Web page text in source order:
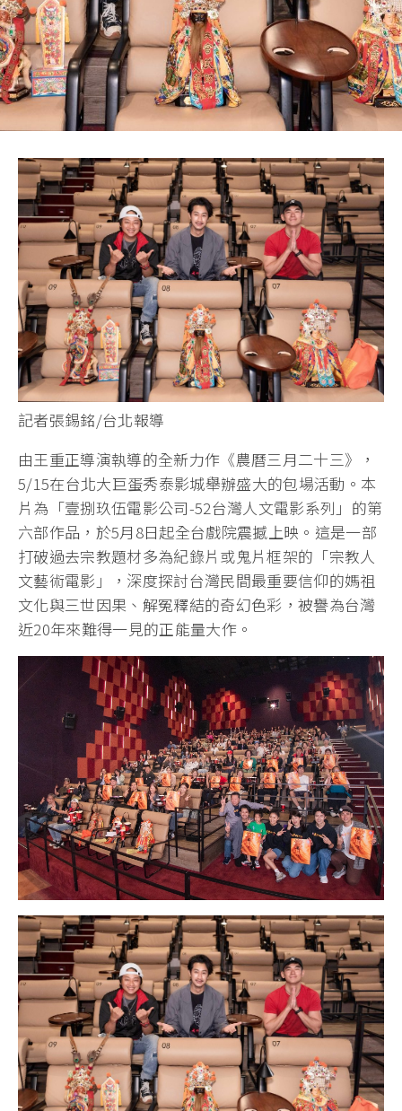
記者張錫銘/台北報導
由王重正導演執導的全新力作《農曆三月二十三》，
5/15在台北大巨蛋秀泰影城舉辦盛大的包場活動。本
片為「壹捌玖伍電影公司-52台灣人文電影系列」的第
六部作品，於5月8日起全台戲院震撼上映。這是一部
打破過去宗教題材多為紀錄片或鬼片框架的「宗教人
文藝術電影」，深度探討台灣民間最重要信仰的媽祖
文化與三世因果、解冤釋結的奇幻色彩，被譽為台灣
近20年來難得一見的正能量大作。